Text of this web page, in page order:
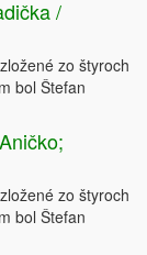
/
zo štyroch
bol Štefan
zo štyroch
bol Štefan